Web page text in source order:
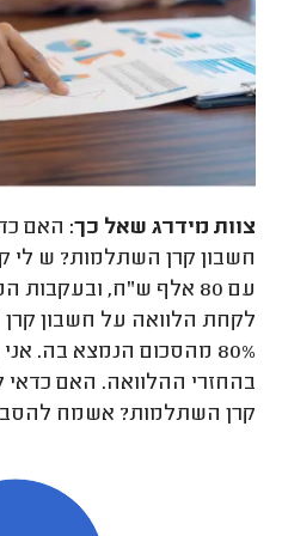
צוות מידרג שאל כך: האם
חשבון קרן השתלמות? ש לי
עם 80 אלף ש"ח,
לקחת הלוואה על חשבון
80% מהסכום הנמצא בה.
בהחזרי ההלוואה. האם
קרן השתלמות? אשמח